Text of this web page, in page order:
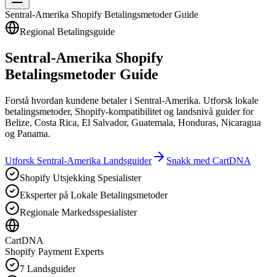
Sentral-Amerika Shopify Betalingsmetoder Guide
Regional Betalingsguide
Sentral-Amerika Shopify
Betalingsmetoder Guide
Forstå hvordan kundene betaler i Sentral-Amerika. Utforsk lokale
betalingsmetoder, Shopify-kompatibilitet og landsnivå guider for
Belize, Costa Rica, El Salvador, Guatemala, Honduras, Nicaragua
og Panama.
Utforsk Sentral-Amerika Landsguider
Snakk med CartDNA
Shopify Utsjekking Spesialister
Eksperter på Lokale Betalingsmetoder
Regionale Markedsspesialister
CartDNA
Shopify Payment Experts
7 Landsguider